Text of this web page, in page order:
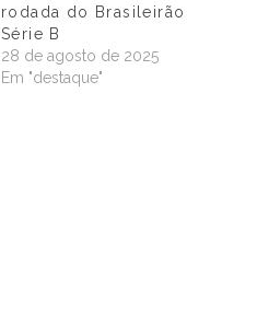
rodada do Brasileirão
Série B
28 de agosto de 2025
Em "destaque"